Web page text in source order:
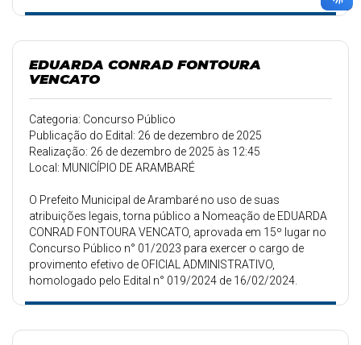
EDUARDA CONRAD FONTOURA
VENCATO
Categoria: Concurso Público
Publicação do Edital: 26 de dezembro de 2025
Realização: 26 de dezembro de 2025 às 12:45
Local: MUNICÍPIO DE ARAMBARÉ
O Prefeito Municipal de Arambaré no uso de suas
atribuições legais, torna público a Nomeação de EDUARDA
CONRAD FONTOURA VENCATO, aprovada em 15º lugar no
Concurso Público n° 01/2023 para exercer o cargo de
provimento efetivo de OFICIAL ADMINISTRATIVO,
homologado pelo Edital n° 019/2024 de 16/02/2024.